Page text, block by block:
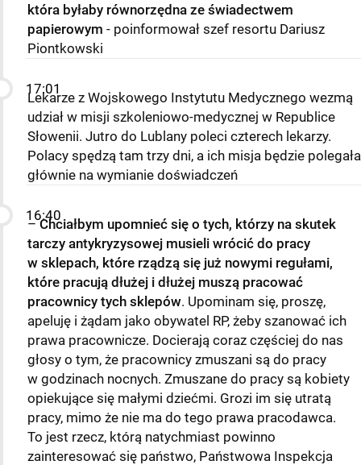
która byłaby równorzędna ze świadectwem
papierowym - poinformował szef resortu Dariusz
Piontkowski
17:01
Lekarze z Wojskowego Instytutu Medycznego wezmą
udział w misji szkoleniowo-medycznej w Republice
Słowenii. Jutro do Lublany poleci czterech lekarzy.
Polacy spędzą tam trzy dni, a ich misja będzie polegała
głównie na wymianie doświadczeń
16:40
–Chciałbym upomnieć się o tych, którzy na skutek
tarczy antykryzysowej musieli wrócić do pracy
w sklepach, które rządzą się już nowymi regułami,
które pracują dłużej i dłużej muszą pracować
pracownicy tych sklepów. Upominam się, proszę,
apeluję i żądam jako obywatel RP, żeby szanować ich
prawa pracownicze. Docierają coraz częściej do nas
głosy o tym, że pracownicy zmuszani są do pracy
w godzinach nocnych. Zmuszane do pracy są kobiety
opiekujące się małymi dziećmi. Grozi im się utratą
pracy, mimo że nie ma do tego prawa pracodawca.
To jest rzecz, którą natychmiast powinno
zainteresować się państwo, Państwowa Inspekcja